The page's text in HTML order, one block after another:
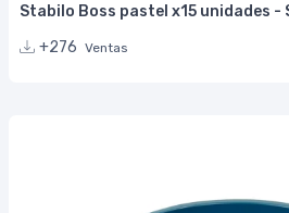
Stabilo Boss pastel x15 unidades -
+276 Ventas